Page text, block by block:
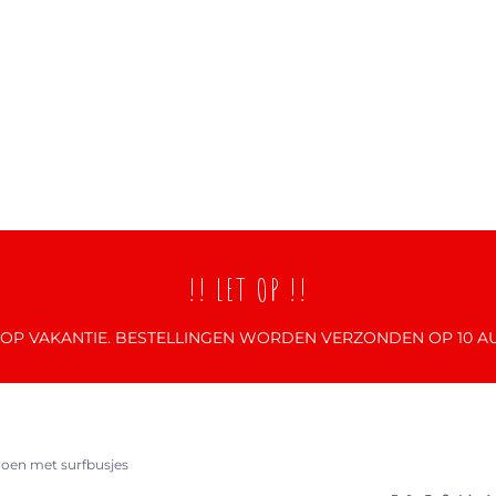
!! LET OP !!
VAKANTIE. BESTELLINGEN WORDEN VERZONDEN OP 10
met surfbusjes